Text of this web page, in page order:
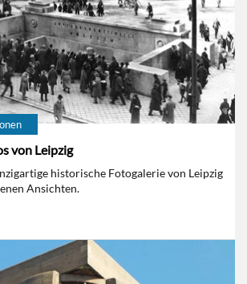
von Leipzig
historische Fotogalerie von Leipzig
Ansichten.